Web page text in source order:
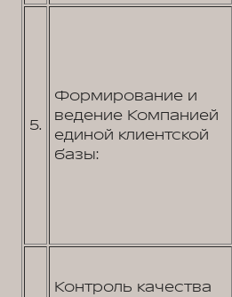
5.
Формирование и
ведение Компанией
единой клиентской
базы:
Контроль качества